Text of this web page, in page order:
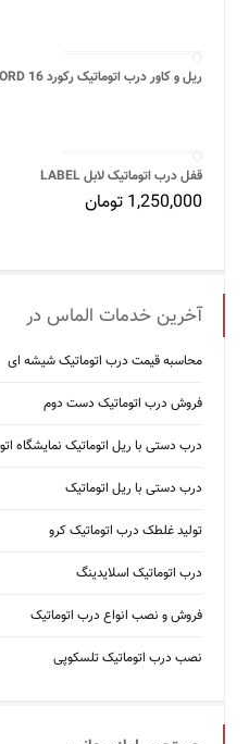
ریل و کاور درب اتوماتیک رکورد 16 RECORD
قفل درب اتوماتیک لابل LABEL
1,250,000 تومان
آخرین خدمات الماس در
محاسبه قیمت درب اتوماتیک شیشه ‌ای
فروش درب اتوماتیک دست دوم
درب دستی با ریل اتوماتیک نمایشگاه
درب دستی با ریل اتوماتیک
تولید غلطک درب اتوماتیک کرو
درب اتوماتیک اسلایدینگ
فروش و نصب انواع درب اتوماتیک
نصب درب اتوماتیک تلسکوپی